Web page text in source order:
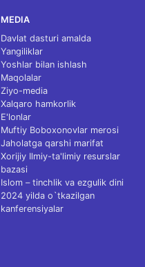
MEDIA
Davlat dasturi amalda
Yangiliklar
Yoshlar bilan ishlash
Maqolalar
Ziyo-media
Xalqaro hamkorlik
E'lonlar
Muftiy Boboxonovlar merosi
Jaholatga qarshi marifat
Xorijiy Ilmiy-ta'limiy resurslar
bazasi
Islom – tinchlik va ezgulik dini
2024 yilda o`tkazilgan
kanferensiyalar